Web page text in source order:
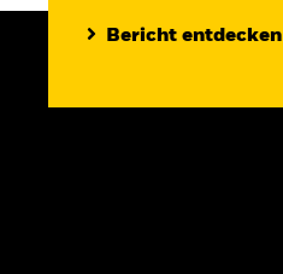
Bericht entdecken